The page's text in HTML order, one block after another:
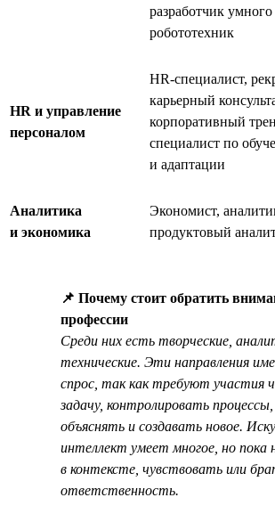
разработчик
робототехник
HR и управление
персоналом
HR-специалист,
карьерный
корпоративный
специалист по
и адаптации
Аналитика
и экономика
Экономист,
продуктовый
📌 Почему стоит обратить
профессии
Среди них есть творческие,
технические. Эти направления
спрос, так как требуют участия
задачу, контролировать
объяснять и создавать новое.
интеллект умеет многое, но пока
в контексте, чувствовать или
ответственность.